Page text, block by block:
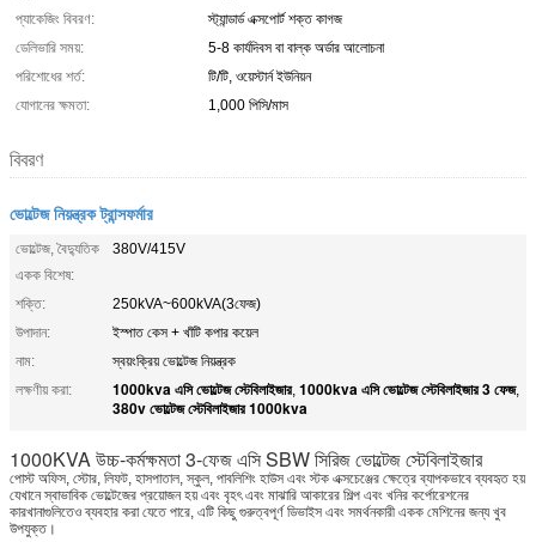
প্যাকেজিং বিবরণ:
স্ট্যান্ডার্ড এক্সপোর্ট শক্ত কাগজ
ডেলিভারি সময়:
5-8 কার্যদিবস বা বাল্ক অর্ডার আলোচনা
পরিশোধের শর্ত:
টি/টি, ওয়েস্টার্ন ইউনিয়ন
যোগানের ক্ষমতা:
1,000 পিসি/মাস
বিবরণ
ভোল্টেজ নিয়ন্ত্রক ট্রান্সফর্মার
ভোল্টেজ, বৈদ্যুতিক
একক বিশেষ:
380V/415V
শক্তি:
250kVA~600kVA(3ফেজ)
উপাদান:
ইস্পাত কেস + খাঁটি কপার কয়েল
নাম:
স্বয়ংক্রিয় ভোল্টেজ নিয়ন্ত্রক
লক্ষণীয় করা:
1000kva এসি ভোল্টেজ স্টেবিলাইজার, 1000kva এসি ভোল্টেজ স্টেবিলাইজার 3 ফেজ,
380v ভোল্টেজ স্টেবিলাইজার 1000kva
1000KVA উচ্চ-কর্মক্ষমতা 3-ফেজ এসি SBW সিরিজ ভোল্টেজ স্টেবিলাইজার
পোস্ট অফিস, স্টোর, লিফট, হাসপাতাল, স্কুল, পাবলিশিং হাউস এবং স্টক এক্সচেঞ্জের ক্ষেত্রে ব্যাপকভাবে ব্যবহৃত হয়
যেখানে স্বাভাবিক ভোল্টেজের প্রয়োজন হয় এবং বৃহৎ এবং মাঝারি আকারের শিল্প এবং খনির কর্পোরেশনের
কারখানাগুলিতেও ব্যবহার করা যেতে পারে, এটি কিছু গুরুত্বপূর্ণ ডিভাইস এবং সমর্থনকারী একক মেশিনের জন্য খুব
উপযুক্ত।